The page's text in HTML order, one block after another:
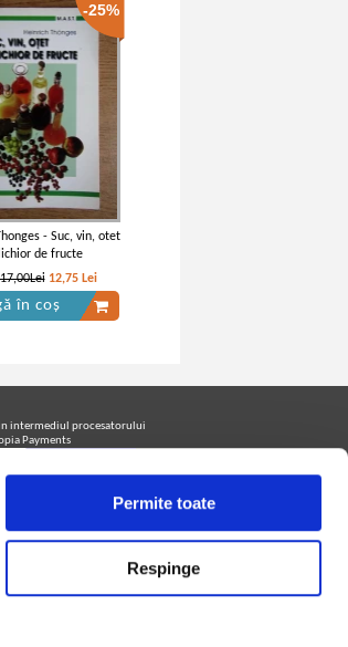
Permite toate
Respinge
-25%
- Suc, vin, otet
de fructe
17,00Lei 12,75 Lei
în coș
intermediul procesatorului
Payments
pentru a fi la curent cu
PrintreCarti.ro